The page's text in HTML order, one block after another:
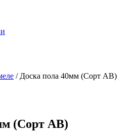
/ Доска пола 40мм (Сорт АB)
(Сорт АB)